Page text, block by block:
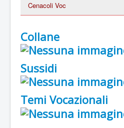
Cenacoli Voc
Collane
Sussidi
Temi Vocazionali